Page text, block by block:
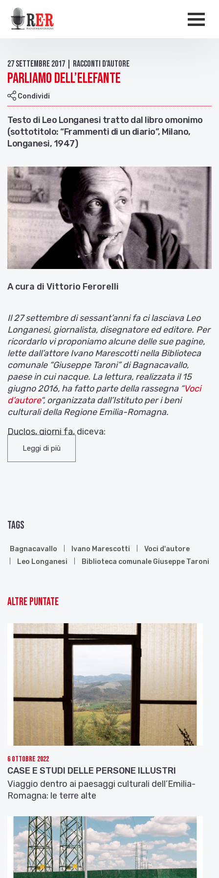
Salta al contenuto principale
27 Settembre 2017 | Racconti d'autore
Parliamo dell’elefante
Condividi
Testo di Leo Longanesi tratto dal libro omonimo
(sottotitolo: “Frammenti di un diario”, Milano,
Longanesi, 1947)
A cura di Vittorio Ferorelli
Il 27 settembre di sessant’anni fa ci lasciava Leo
Longanesi, giornalista, disegnatore ed editore. Per
ricordarlo vi proponiamo alcune delle sue pagine,
lette dall’attore Ivano Marescotti nella Biblioteca
comunale “Giuseppe Taroni” di Bagnacavallo,
paese in cui nacque. La lettura, realizzata il 15
giugno 2016, ha fatto parte della rassegna “Voci
d’autore“, organizzata dall’Istituto per i beni
culturali della Regione Emilia-Romagna.
Duclos, giorni fa, diceva:
«Signori, parliamo dell’elefante
(un giovane elefante di cinque anni
[…]
sua sola forza», dice B.
18 marzo
Io avevo dimenticato i colori dei miei paesi, ed ora
mi appaiono come li vidi fanciullo; Lugo,
Bagnacavallo, Alfonsine. Ad ogni stazione ritrovo
una Romagna perduta che il tempo non ha
invecchiato. Ritornano all’orecchio le voci degli
anni lontani, le cadenze familiari dei facchini nelle
stazioni. I viaggiatori sono sempre gli stessi
ciarloni ed espansivi personaggi della terza classe,
tutti amici che riprendono i discorsi interrotti al
È davvero in treno che la Romagna si tiene unita; in
treno si ha notizia d’ogni luogo, d’ogni famiglia,
d’ogni affare. E se le notizie sono brevi e già
risapute, allora il romagnolo ama discorrere di
luoghi comuni, azzarda paragoni storici e ricorre ai
pochi ricordi di vecchie letture o di conversazioni
con uomini illustri. Perché ogni romagnolo ha
sempre conosciutoun uomo numero uno, come
s’usa dire, e di lui si fida più che del Vangelo. E qui
Leggi di più
Tags
Bagnacavallo Ivano Marescotti
Voci d'autore
Leo Longanesi
Biblioteca comunale Giuseppe Taroni
Altre puntate
6 Ottobre 2022
CASE E STUDI DELLE PERSONE ILLUSTRI
Viaggio dentro ai paesaggi culturali dell’Emilia-
Romagna: le terre alte